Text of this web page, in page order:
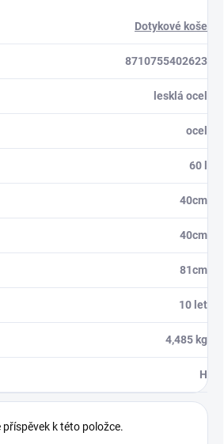
Dotykové koše
8710755402623
lesklá ocel
ocel
60 l
40cm
40cm
81cm
10 let
4,485 kg
H
k této položce.